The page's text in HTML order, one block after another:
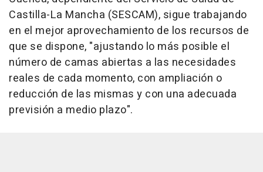
Castilla-La Mancha (SESCAM), sigue trabajando
en el mejor aprovechamiento de los recursos de
que se dispone, "ajustando lo más posible el
número de camas abiertas a las necesidades
reales de cada momento, con ampliación o
reducción de las mismas y con una adecuada
previsión a medio plazo".